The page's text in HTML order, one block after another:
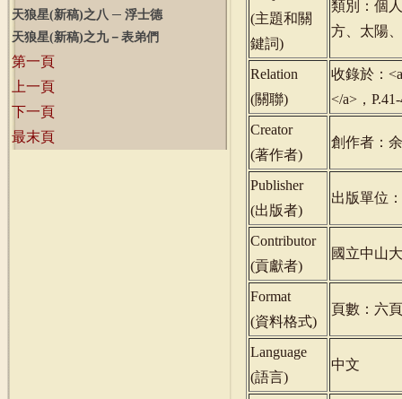
天狼星(新稿)之八 ─ 浮士德
天狼星(新稿)之九－表弟們
第一頁
上一頁
下一頁
最末頁
(主題和關
鍵詞)
類別：個
方、太陽
Relation
(關聯)
收錄於：
</a>，
Creator
(著作者)
創作者：
Publisher
(出版者)
出版單位
Contributor
(貢獻者)
國立中山
Format
(資料格式)
頁數：六頁
Language
(語言)
中文